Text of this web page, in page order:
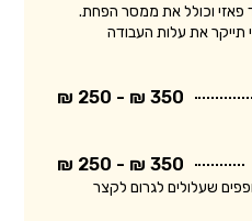
וכולל את ממסר הפחת.
את עלות העבודה
350 ₪ - 250 ₪
350 ₪ - 250 ₪
שעלולים לגרום לקצר